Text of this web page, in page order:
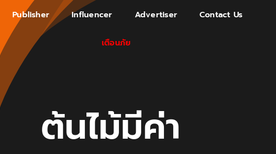
Publisher Influencer Advertiser Contact Us
เตือนภัย
ต้นไม้มีค่า